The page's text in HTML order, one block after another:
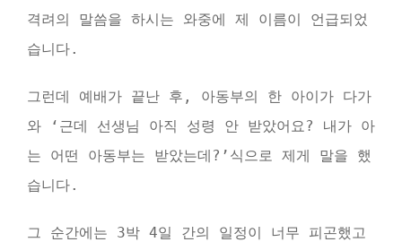
격려의 말씀을 하시는 와중에 제 이름이 언급되었
습니다.
그런데 예배가 끝난 후, 아동부의 한 아이가 다가
와 ‘근데 선생님 아직 성령 안 받았어요? 내가 아
는 어떤 아동부는 받았는데?’식으로 제게 말을 했
습니다.
그 순간에는 3박 4일 간의 일정이 너무 피곤했고